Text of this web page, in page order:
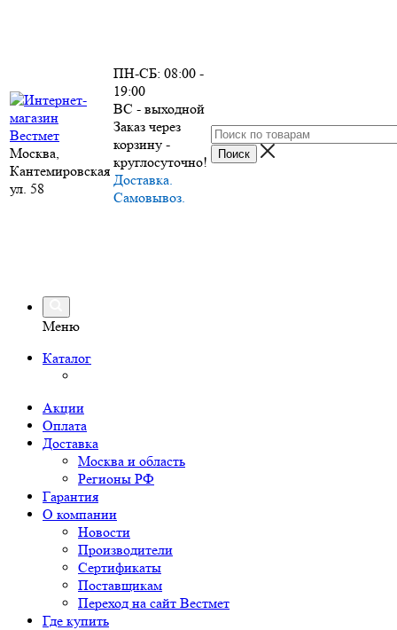
Москва,
Кантемировская
ул. 58
ПН-СБ: 08:00 -
19:00
ВС - выходной
Заказ через
корзину -
круглосуточно!
Доставка.
Самовывоз.
Меню
Каталог
Акции
Оплата
Доставка
Москва и область
Регионы РФ
Гарантия
О компании
Новости
Производители
Сертификаты
Поставщикам
Переход на сайт Вестмет
Где купить